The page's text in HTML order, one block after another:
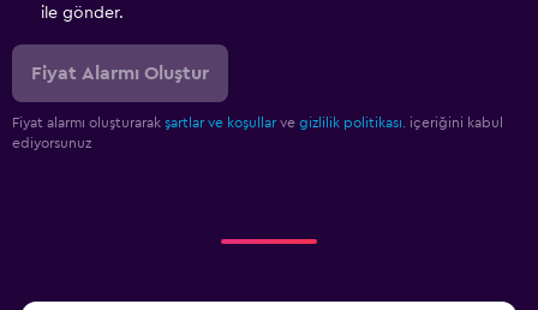
ile gönder.
Fiyat Alarmı Oluştur
Fiyat alarmı oluşturarak şartlar ve koşullar ve gizlilik politikası.
içeriğini kabul
ediyorsunuz